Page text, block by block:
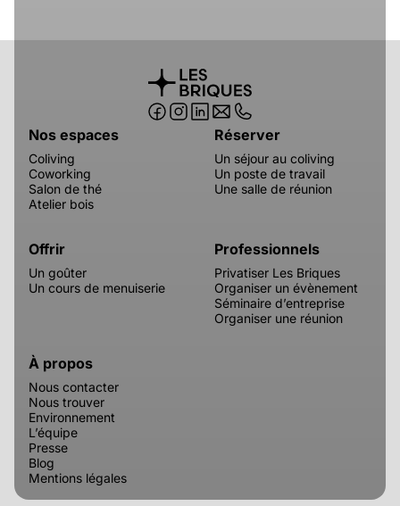
Nos espaces
Coliving
Coworking
Salon de thé
Atelier bois
Réserver
Un séjour au coliving
Un poste de travail
Une salle de réunion
Offrir
Un goûter
Un cours de menuiserie
Professionnels
Privatiser Les Briques
Organiser un évènement
Séminaire d’entreprise
Organiser une réunion
À propos
Nous contacter
Nous trouver
Environnement
L’équipe
Presse
Blog
Mentions légales